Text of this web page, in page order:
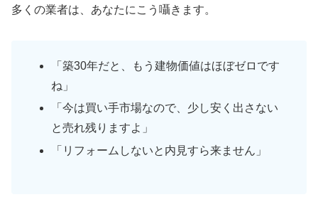
多くの業者は、あなたにこう囁きます。
「築30年だと、もう建物価値はほぼゼロです
ね」
「今は買い手市場なので、少し安く出さない
と売れ残りますよ」
「リフォームしないと内見すら来ません」